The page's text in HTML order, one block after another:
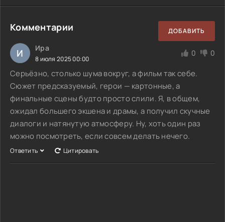
Комментарии ДОБАВИТЬ
И Ира
8 июля 2025 00:00
0 0
Серьёзно, столько шума вокруг, а фильм так себе.
Сюжет предсказуемый, герои — картонные, а
финальные сцены будто просто слили. Я, в общем,
ожидал большего экшена и драмы, а получил скучные
диалоги и натянутую атмосферу. Ну, хоть один раз
можно посмотреть, если совсем делать нечего.
Ответить Цитировать